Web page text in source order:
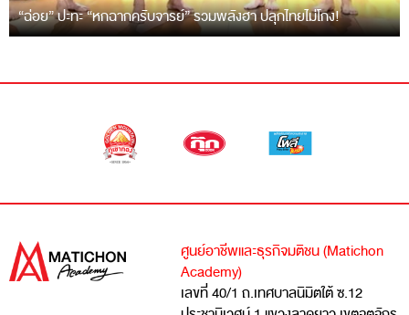
“ฉ่อย” ปะทะ “หกฉากครับจารย์” รวมพลังฮา ปลุกไทยไม่โกง!
ศูนย์อาชีพและธุรกิจมติชน (Matichon
Academy)
เลขที่ 40/1 ถ.เทศบาลนิมิตใต้ ซ.12